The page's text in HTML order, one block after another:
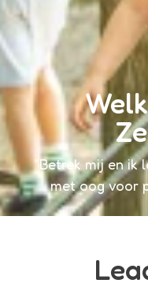
"Betrek mij en ik
met oog voor